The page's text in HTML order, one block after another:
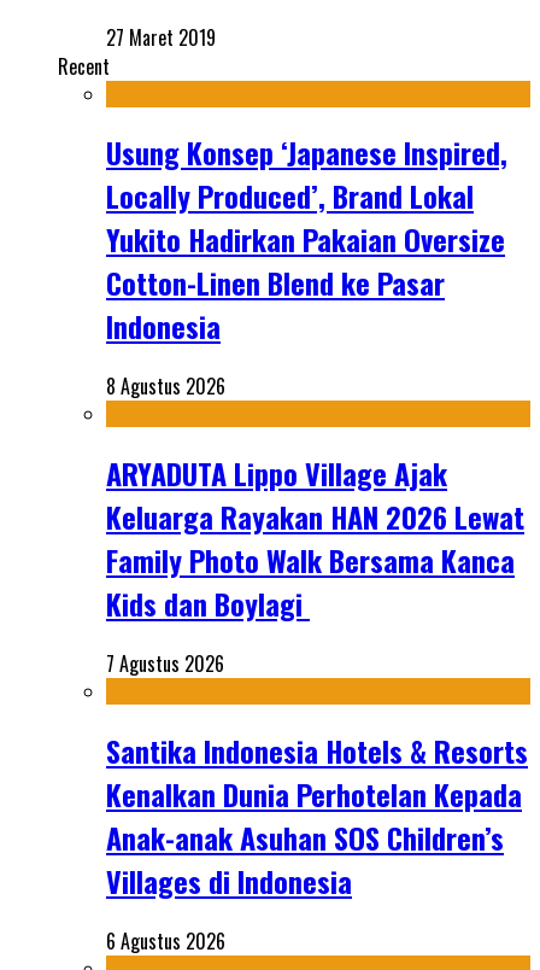
27 Maret 2019
Recent
Usung Konsep ‘Japanese Inspired,
Locally Produced’, Brand Lokal
Yukito Hadirkan Pakaian Oversize
Cotton-Linen Blend ke Pasar
Indonesia
8 Agustus 2026
ARYADUTA Lippo Village Ajak
Keluarga Rayakan HAN 2026 Lewat
Family Photo Walk Bersama Kanca
Kids dan Boylagi
7 Agustus 2026
Santika Indonesia Hotels & Resorts
Kenalkan Dunia Perhotelan Kepada
Anak-anak Asuhan SOS Children’s
Villages di Indonesia
6 Agustus 2026